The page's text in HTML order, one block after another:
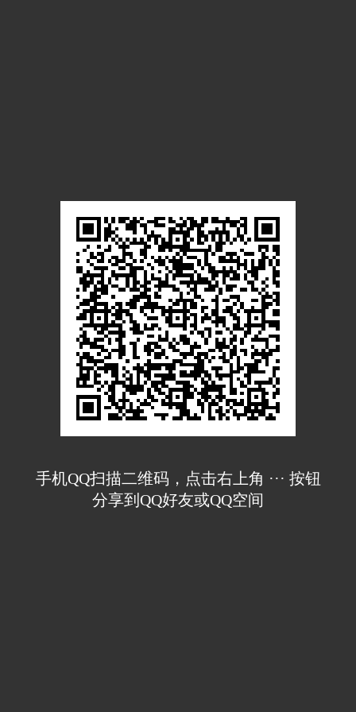
手机QQ扫描二维码，点击右上角 ··· 按钮
分享到QQ好友或QQ空间